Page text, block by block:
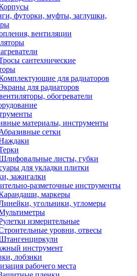
футорки, муфты, заглушки,
вентиляции
сантехнические
для радиаторов
для радиаторов
обогреватели
материалы, инструменты
сетки
листы, губки
для укладки плитки
зажигалки
разметочные инструменты
маркеры
угольники, угломеры
измерительные
уровни, отвесы
инструмент
лобзики
рабочего места